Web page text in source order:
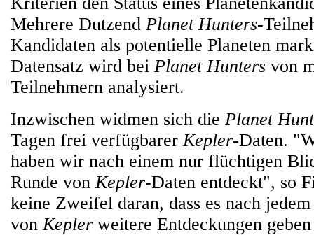
Mehrere Dutzend Planet Hunters-
Kandidaten als potentielle Planeten
Datensatz wird bei Planet Hunters von
Teilnehmern analysiert.
Inzwischen widmen sich die Planet
Tagen frei verfügbarerKepler-Daten.
haben wir nach einem nur flüchtigen
Runde vonKepler-Daten entdeckt", so
keine Zweifel daran, dass es nach
vonKepler weitere Entdeckungen